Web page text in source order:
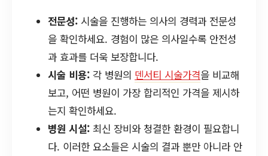
전문성: 시술을 진행하는 의사의 경력과 전문성
을 확인하세요. 경험이 많은 의사일수록 안전성
과 효과를 더욱 보장합니다.
시술 비용: 각 병원의 덴서티 시술가격을 비교해
보고, 어떤 병원이 가장 합리적인 가격을 제시하
는지 확인하세요.
병원 시설: 최신 장비와 청결한 환경이 필요합니
다. 이러한 요소들은 시술의 결과 뿐만 아니라 안